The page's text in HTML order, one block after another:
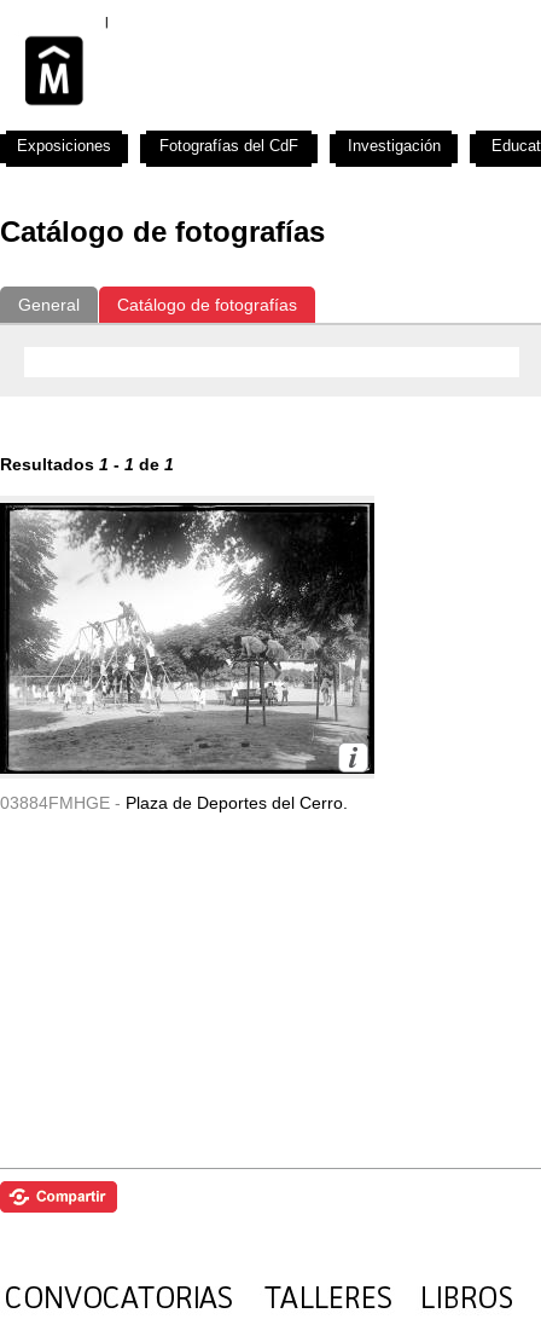
Catálogo de fotografías
General Catálogo de fotografías
Resultados 1 - 1 de 1
03884FMHGE - Plaza de Deportes del Cerro.
Exposiciones Fotografías del CdF Investigación